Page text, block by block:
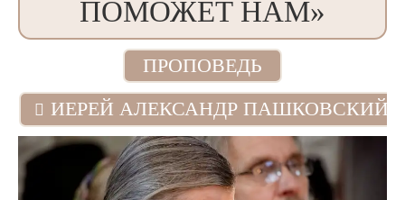
ПОМОЖЕТ НАМ»
ПРОПОВЕДЬ
ИЕРЕЙ АЛЕКСАНДР ПАШКОВСКИЙ